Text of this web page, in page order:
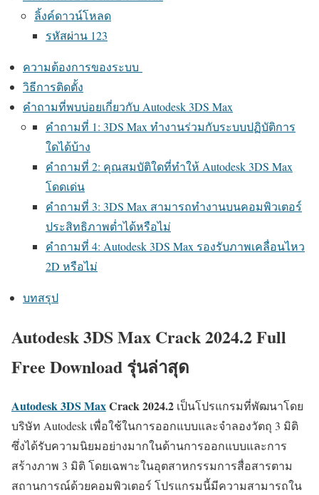
ลิ้งค์ดาวน์โหลด
รหัสผ่าน 123
ความต้องการของระบบ
วิธีการติดตั้ง
คำถามที่พบบ่อยเกี่ยวกับ Autodesk 3DS Max
คำถามที่ 1: 3DS Max ทำงานร่วมกับระบบปฏิบัติการ
ใดได้บ้าง
คำถามที่ 2: คุณสมบัติใดที่ทำให้ Autodesk 3DS Max
โดดเด่น
คำถามที่ 3: 3DS Max สามารถทำงานบนคอมพิวเตอร์
ประสิทธิภาพต่ำได้หรือไม่
คำถามที่ 4: Autodesk 3DS Max รองรับภาพเคลื่อนไหว
2D หรือไม่
บทสรุป
Autodesk 3DS Max Crack 2024.2 Full
Free Download รุ่นล่าสุด
Autodesk 3DS MaxCrack2024.2 เป็นโปรแกรมที่พัฒนาโดย
บริษัท Autodesk เพื่อใช้ในการออกแบบและจำลองวัตถุ 3 มิติ
ซึ่งได้รับความนิยมอย่างมากในด้านการออกแบบและการ
สร้างภาพ 3 มิติ โดยเฉพาะในอุตสาหกรรมการสื่อสารตาม
สถานการณ์ด้วยคอมพิวเตอร์ โปรแกรมนี้มีความสามารถใน